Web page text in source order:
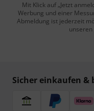
Mit Klick auf „Jetzt
Werbung und einer
Abmeldung ist jederzeit
unseren
Sicher einkaufen &